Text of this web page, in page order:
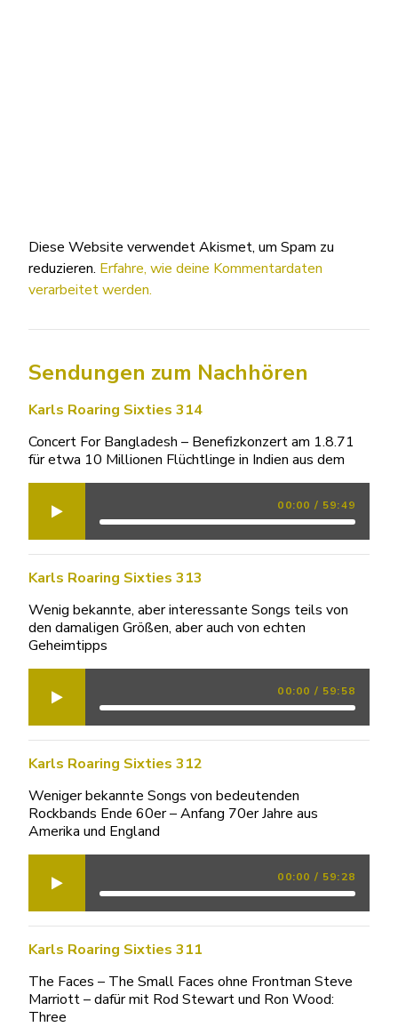
Diese Website verwendet Akismet, um Spam zu
reduzieren. Erfahre, wie deine Kommentardaten
verarbeitet werden.
Sendungen zum Nachhören
Karls Roaring Sixties 314
Concert For Bangladesh – Benefizkonzert am 1.8.71
für etwa 10 Millionen Flüchtlinge in Indien aus dem
00:00 / 59:49
Karls Roaring Sixties 313
Wenig bekannte, aber interessante Songs teils von
den damaligen Größen, aber auch von echten
Geheimtipps
00:00 / 59:58
Karls Roaring Sixties 312
Weniger bekannte Songs von bedeutenden
Rockbands Ende 60er – Anfang 70er Jahre aus
Amerika und England
00:00 / 59:28
Karls Roaring Sixties 311
The Faces – The Small Faces ohne Frontman Steve
Marriott – dafür mit Rod Stewart und Ron Wood:
Three